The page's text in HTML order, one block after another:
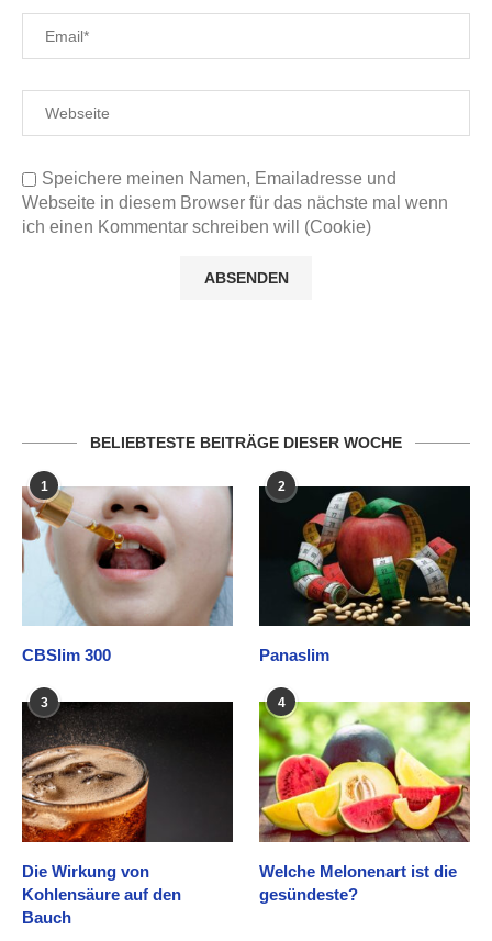
Speichere meinen Namen, Emailadresse und
Webseite in diesem Browser für das nächste mal wenn
ich einen Kommentar schreiben will (Cookie)
BELIEBTESTE BEITRÄGE DIESER WOCHE
1
CBSlim 300
2
Panaslim
3
Die Wirkung von
Kohlensäure auf den
Bauch
4
Welche Melonenart ist die
gesündeste?